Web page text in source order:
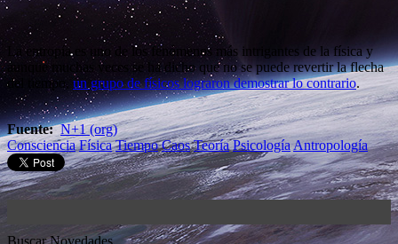
La entropía es uno de los fenómenos más intrigantes de la física y
aunque muchas veces se ha dicho que no se puede revertir la flecha
del tiempo, un grupo de físicos lograron demostrar lo contrario.
Fuente: N+1 (org)
Consciencia Física Tiempo Caos Teoría Psicología Antropología